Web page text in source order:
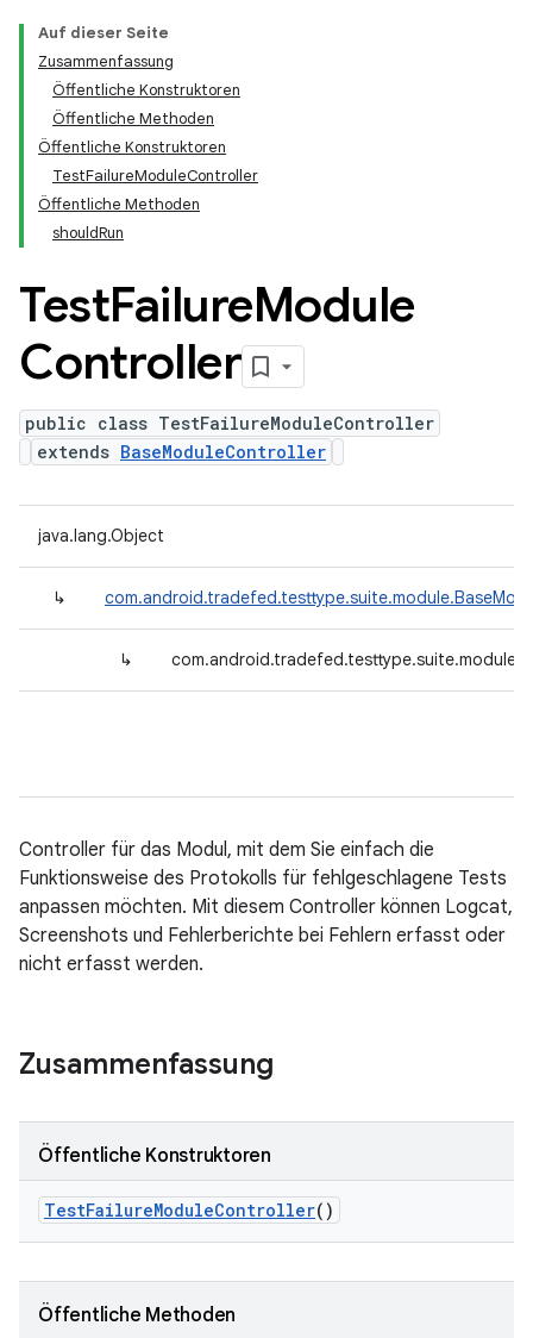
Auf dieser Seite
Zusammenfassung
Öffentliche Konstruktoren
Öffentliche Methoden
Öffentliche Konstruktoren
TestFailureModuleController
Öffentliche Methoden
shouldRun
TestFailureModule
Controller
public class TestFailureModuleController
extends BaseModuleController
java.lang.Object
↳
↳
Controller für das Modul, mit dem Sie einfach die
Funktionsweise des Protokolls für fehlgeschlagene Tests
anpassen möchten. Mit diesem Controller können Logcat,
Screenshots und Fehlerberichte bei Fehlern erfasst oder
nicht erfasst werden.
Zusammenfassung
Öffentliche Konstruktoren
TestFailureModuleController()
Öffentliche Methoden